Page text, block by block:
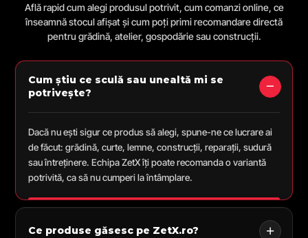
Află rapid cum alegi produsul potrivit, cum comanzi online, ce
înseamnă stocul afișat și cum poți primi recomandare directă
pentru grădină, atelier, gospodărie sau construcții.
Cum știu ce sculă sau unealtă mi se
potrivește?
Dacă nu ești sigur ce produs să alegi, spune-ne ce lucrare ai
de făcut: grădină, curte, lemne, construcții, reparații, sudură
sau întreținere. Echipa ZetX îți poate recomanda o variantă
potrivită, ca să nu cumperi la întâmplare.
Ce produse găsesc pe ZetX.ro?